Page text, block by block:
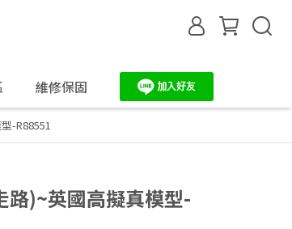
維修保固
-R88551
路)~英國高擬真模型-